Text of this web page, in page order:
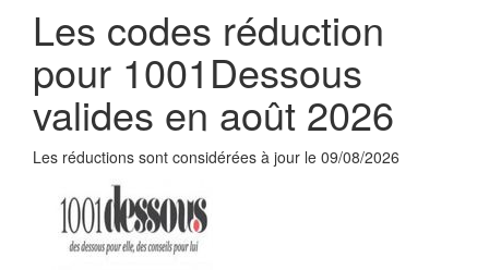
Les codes réduction
pour 1001Dessous
valides en août 2026
Les réductions sont considérées à jour le 09/08/2026